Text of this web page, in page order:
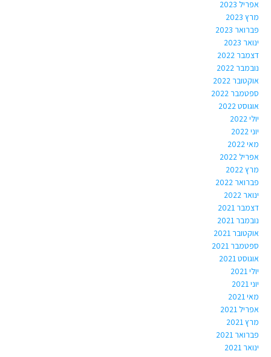
אפריל 2023
מרץ 2023
פברואר 2023
ינואר 2023
דצמבר 2022
נובמבר 2022
אוקטובר 2022
ספטמבר 2022
אוגוסט 2022
יולי 2022
יוני 2022
מאי 2022
אפריל 2022
מרץ 2022
פברואר 2022
ינואר 2022
דצמבר 2021
נובמבר 2021
אוקטובר 2021
ספטמבר 2021
אוגוסט 2021
יולי 2021
יוני 2021
מאי 2021
אפריל 2021
מרץ 2021
פברואר 2021
ינואר 2021